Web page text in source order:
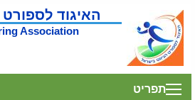
האיגוד
Association
תפריט